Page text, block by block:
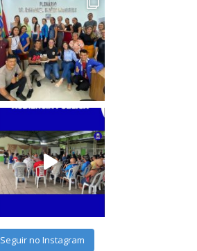
Seguir no Instagram